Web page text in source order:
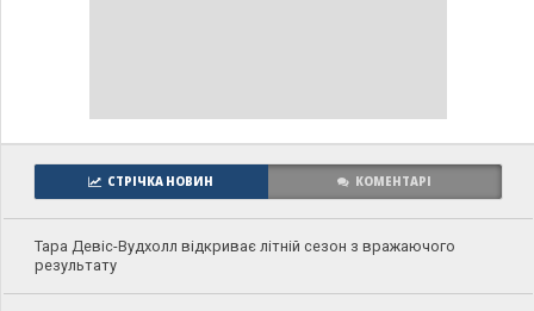
СТРІЧКА НОВИН КОМЕНТАРІ
Тара Девіс-Вудхолл відкриває літній сезон з вражаючого
результату